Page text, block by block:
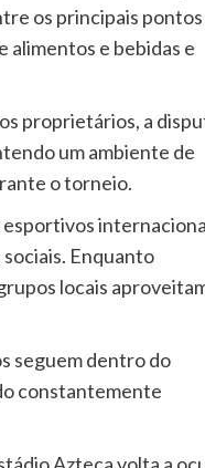
os principais pontos
alimentos e bebidas e
proprietários, a
um ambiente de
o torneio.
Enquanto
locais
seguem dentro do
constantemente